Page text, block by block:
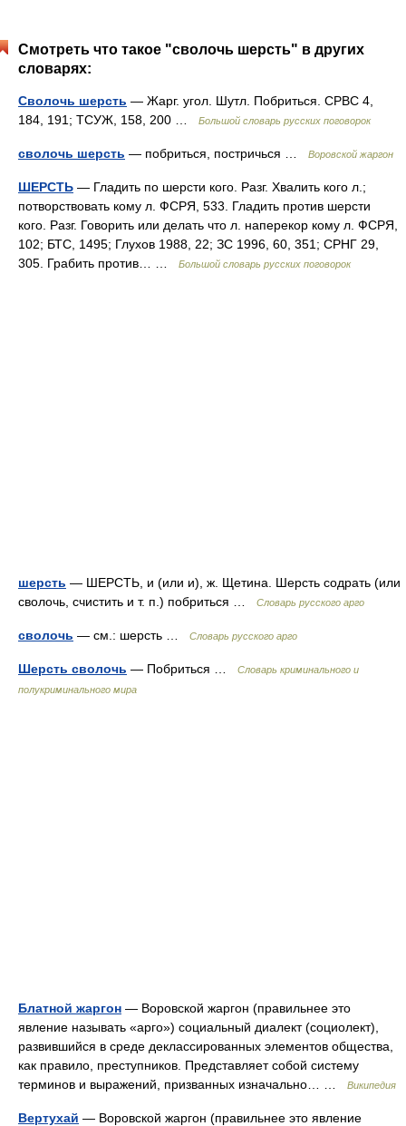
Смотреть что такое "сволочь шерсть" в других
словарях:
Сволочь шерсть — Жарг. угол. Шутл. Побриться. СРВС 4,
184, 191; ТСУЖ, 158, 200 …
Большой словарь русских поговорок
сволочь шерсть — побриться, постричься … Воровской жаргон
ШЕРСТЬ — Гладить по шерсти кого. Разг. Хвалить кого л.;
потворствовать кому л. ФСРЯ, 533. Гладить против шерсти
кого. Разг. Говорить или делать что л. наперекор кому л. ФСРЯ,
102; БТС, 1495; Глухов 1988, 22; ЗС 1996, 60, 351; СРНГ 29,
305. Грабить против… …
Большой словарь русских поговорок
шерсть — ШЕРСТЬ, и (или и), ж. Щетина. Шерсть содрать (или
сволочь, счистить и т. п.) побриться …
Словарь русского арго
сволочь — см.: шерсть … Словарь русского арго
Шерсть сволочь — Побриться …
Словарь криминального и
полукриминального мира
Блатной жаргон — Воровской жаргон (правильнее это
явление называть «арго») социальный диалект (социолект),
развившийся в среде деклассированных элементов общества,
как правило, преступников. Представляет собой систему
терминов и выражений, призванных изначально… …
Википедия
Вертухай — Воровской жаргон (правильнее это явление